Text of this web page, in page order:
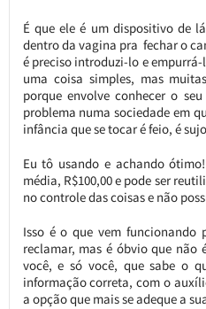
É que ele é um dispositivo de
dentro da vagina pra fechar o
é preciso introduzi-lo e
uma coisa simples, mas
porque envolve conhecer o
problema numa sociedade em
infância que se tocar é feio, é
Eu tô usando e achando
média, R$100,00 e pode ser
no controle das coisas e não
Isso é o que vem
reclamar, mas é óbvio que não
você, e só você, que sabe o
informação correta, com o
a opção que mais se adeque a